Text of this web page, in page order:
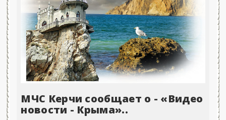
МЧС Керчи сообщает о - «Видео
новости - Крыма»..